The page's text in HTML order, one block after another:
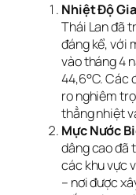
Nhiệt Độ
Thái Lan đã
đáng kể, với
vào tháng 4
44,6°C. Các
ro nghiêm
thẳng nhiệt
Mực Nước
dâng cao đã
các khu vực
– nơi được